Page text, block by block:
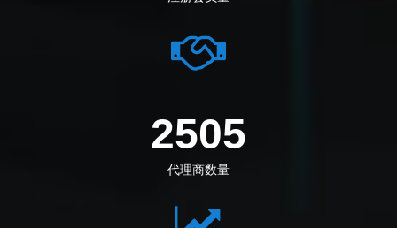
2794
代理商数量